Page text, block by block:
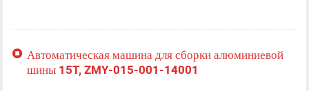
Автоматическая машина для сборки алюминиевой
шины 15T, ZMY-015-001-14001